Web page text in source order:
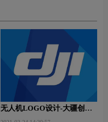
无人机LOGO设计-大疆创新